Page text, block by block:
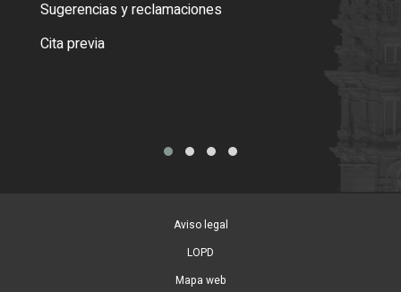
Sugerencias y reclamaciones
Cita previa
Aviso legal
LOPD
Mapa web